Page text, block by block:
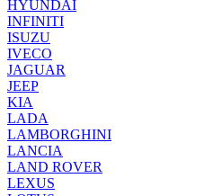
HYUNDAI
INFINITI
ISUZU
IVECO
JAGUAR
JEEP
KIA
LADA
LAMBORGHINI
LANCIA
LAND ROVER
LEXUS